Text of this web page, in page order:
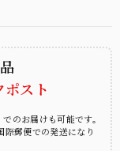
スト
のお届けも可能です。
際郵便での発送になり